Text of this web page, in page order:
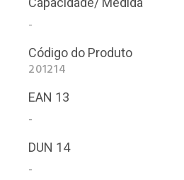
-
Código do Produto
201214
EAN 13
-
DUN 14
-